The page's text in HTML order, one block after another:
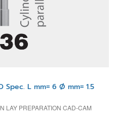
Spec. L mm= 6 Ø mm= 1.5
LAY PREPARATION CAD-CAM